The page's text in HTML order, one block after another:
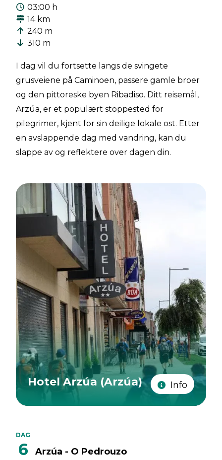
03:00 h
14 km
240 m
310 m
I dag vil du fortsette langs de svingete
grusveiene på Caminoen, passere gamle broer
og den pittoreske byen Ribadiso. Ditt reisemål,
Arzúa, er et populært stoppested for
pilegrimer, kjent for sin deilige lokale ost. Etter
en avslappende dag med vandring, kan du
slappe av og reflektere over dagen din.
Hotel Arzúa (Arzúa) Info
DAG
6 Arzúa - O Pedrouzo